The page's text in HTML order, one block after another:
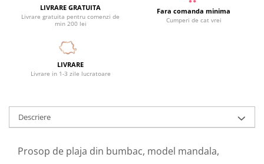
Ingrijire personala
Accesorii masaj
Organizare cosmetice si bijuterii
Gradina
Promotii
Articole de vara
LIVRARE GRATUITA
Livrare gratuita pentru comenzi de
min 200 lei
Fara comanda minima
Cumperi de cat vrei
LIVRARE
Livrare in 1-3 zile lucratoare
Descriere
Prosop de plaja din bumbac, model mandala,